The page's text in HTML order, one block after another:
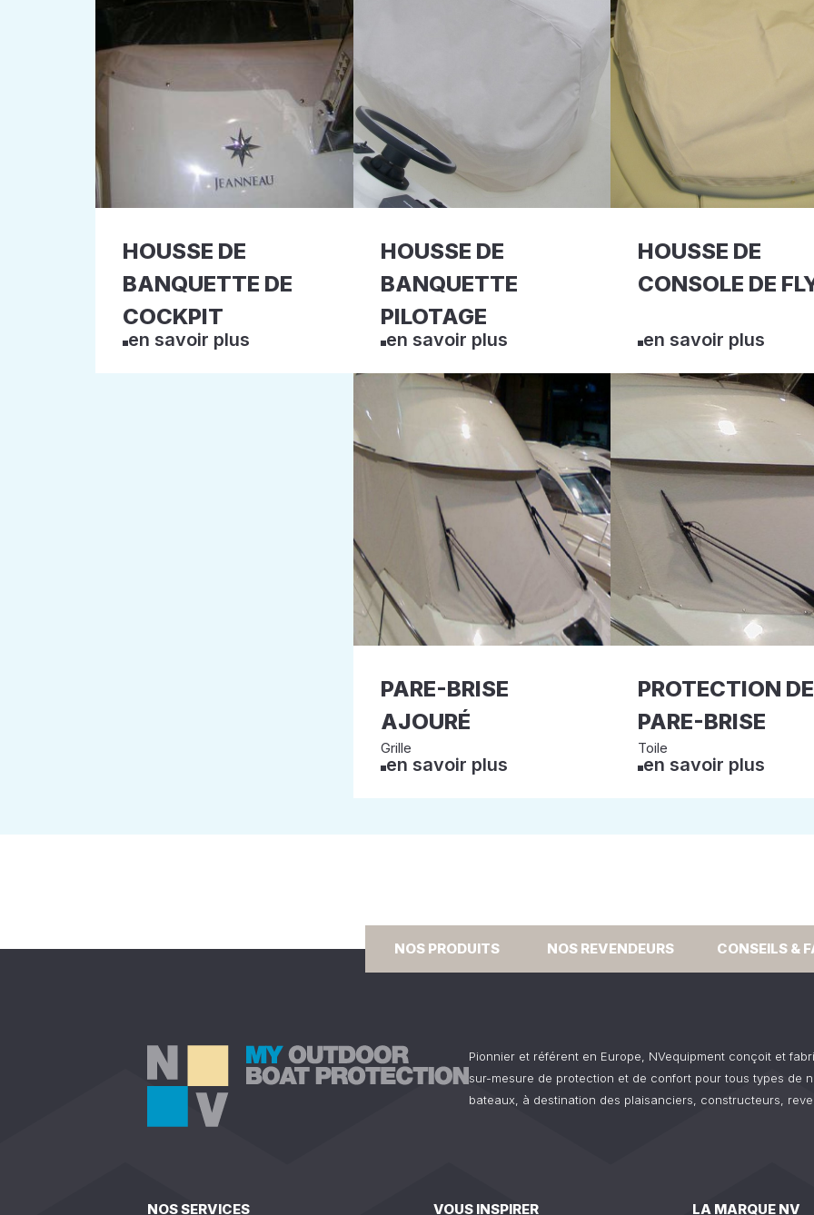
HOUSSE DE
BANQUETTE DE
COCKPIT
en savoir plus
HOUSSE DE
BANQUETTE
PILOTAGE
en savoir plus
HOUSSE DE
CONSOLE DE
en savoir plus
PARE-BRISE
AJOURÉ
Grille
en savoir plus
PROTECTION DE
PARE-BRISE
Toile
en savoir plus
NOS PRODUITS NOS REVENDEURS CONSEILS &
Pionnier et référent en Europe, NVequipment conçoit et
sur-mesure de protection et de confort pour tous types de
bateaux, à destination des plaisanciers, constructeurs,
NOS SERVICES VOUS INSPIRER LA MARQUE NV